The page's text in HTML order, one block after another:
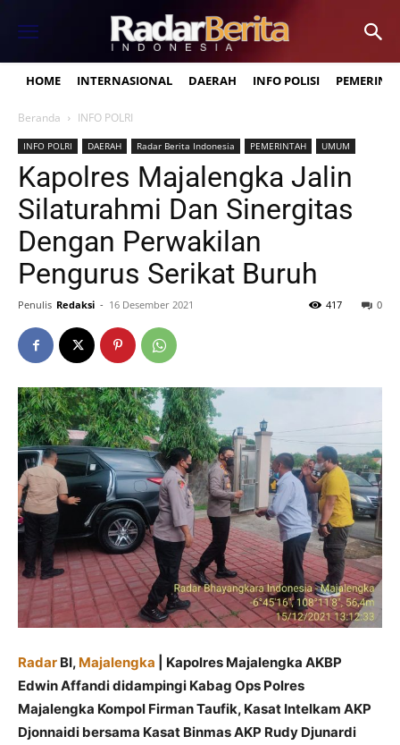
HOME INTERNASIONAL DAERAH INFO POLISI
Beranda INFO POLRI
INFO POLRI DAERAH Radar Berita Indonesia PEMERINTAH UMUM
Kapolres Majalengka Jalin
Silaturahmi Dan Sinergitas
Dengan Perwakilan
Pengurus Serikat Buruh
Penulis Redaksi - 16 Desember 2021 0
417
Radar BI, Majalengka | Kapolres Majalengka AKBP
Edwin Affandi didampingi Kabag Ops Polres
Majalengka Kompol Firman Taufik, Kasat Intelkam AKP
Djonnaidi bersama Kasat Binmas AKP Rudy Djunardi